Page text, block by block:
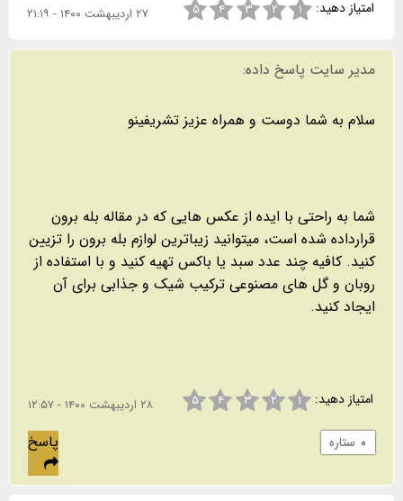
امتیاز دهید: ۱ ۲ ۳ ۴ ۵ ۲۷ اردیبهشت ۱۴۰۰ - ۲۱:۱۹
مدیر سایت پاسخ داده:
سلام به شما دوست و همراه عزیز تشریفینو
شما به راحتی با ایده از عکس هایی که در مقاله بله برون
قرارداده شده است، میتوانید زیباترین لوازم بله برون را تزیین
کنید. کافیه چند عدد سبد یا باکس تهیه کنید و با استفاده از
روبان و گل های مصنوعی ترکیب شیک و جذابی برای آن
ایجاد کنید.
امتیاز دهید: ۱ ۲ ۳ ۴ ۵ ۲۸ اردیبهشت ۱۴۰۰ - ۱۲:۵۷
۰ ستاره پاسخ